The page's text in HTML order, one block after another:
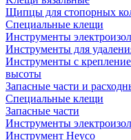
Щипцы для стопорных
Специальные клещи
Инструменты
Инструменты для
Инструменты с
высоты
Запасные части и
Специальные клещи
Запасные части
Инструменты
Инструмент Heyco